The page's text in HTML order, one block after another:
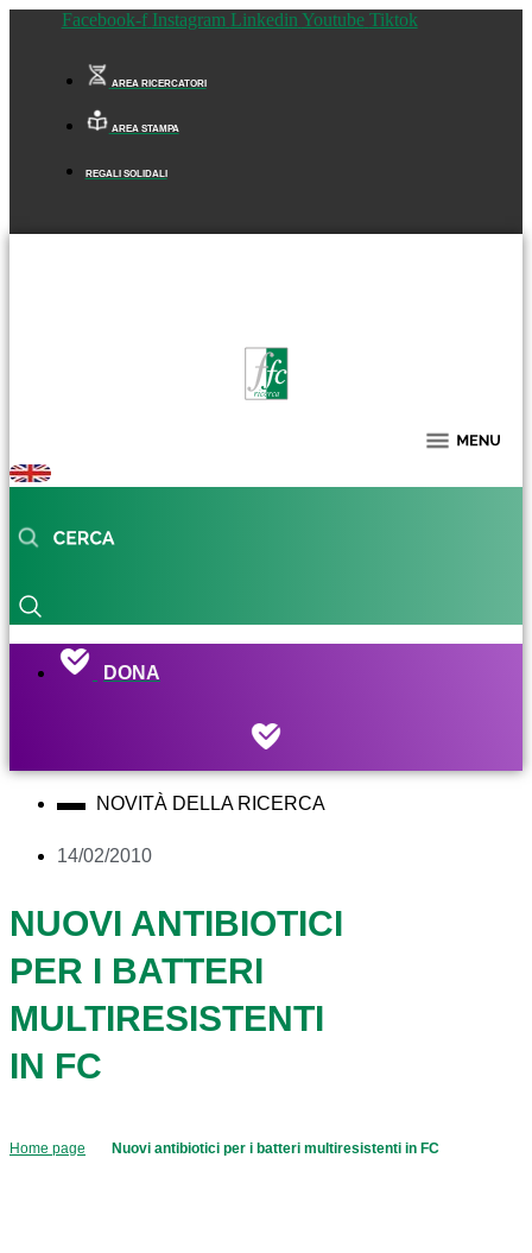
Facebook-f Instagram Linkedin Youtube Tiktok
AREA RICERCATORI
AREA STAMPA
REGALI SOLIDALI
DONA
NOVITÀ DELLA RICERCA
14/02/2010
NUOVI ANTIBIOTICI
PER I BATTERI
MULTIRESISTENTI
IN FC
Home page Nuovi antibiotici per i batteri multiresistenti in FC